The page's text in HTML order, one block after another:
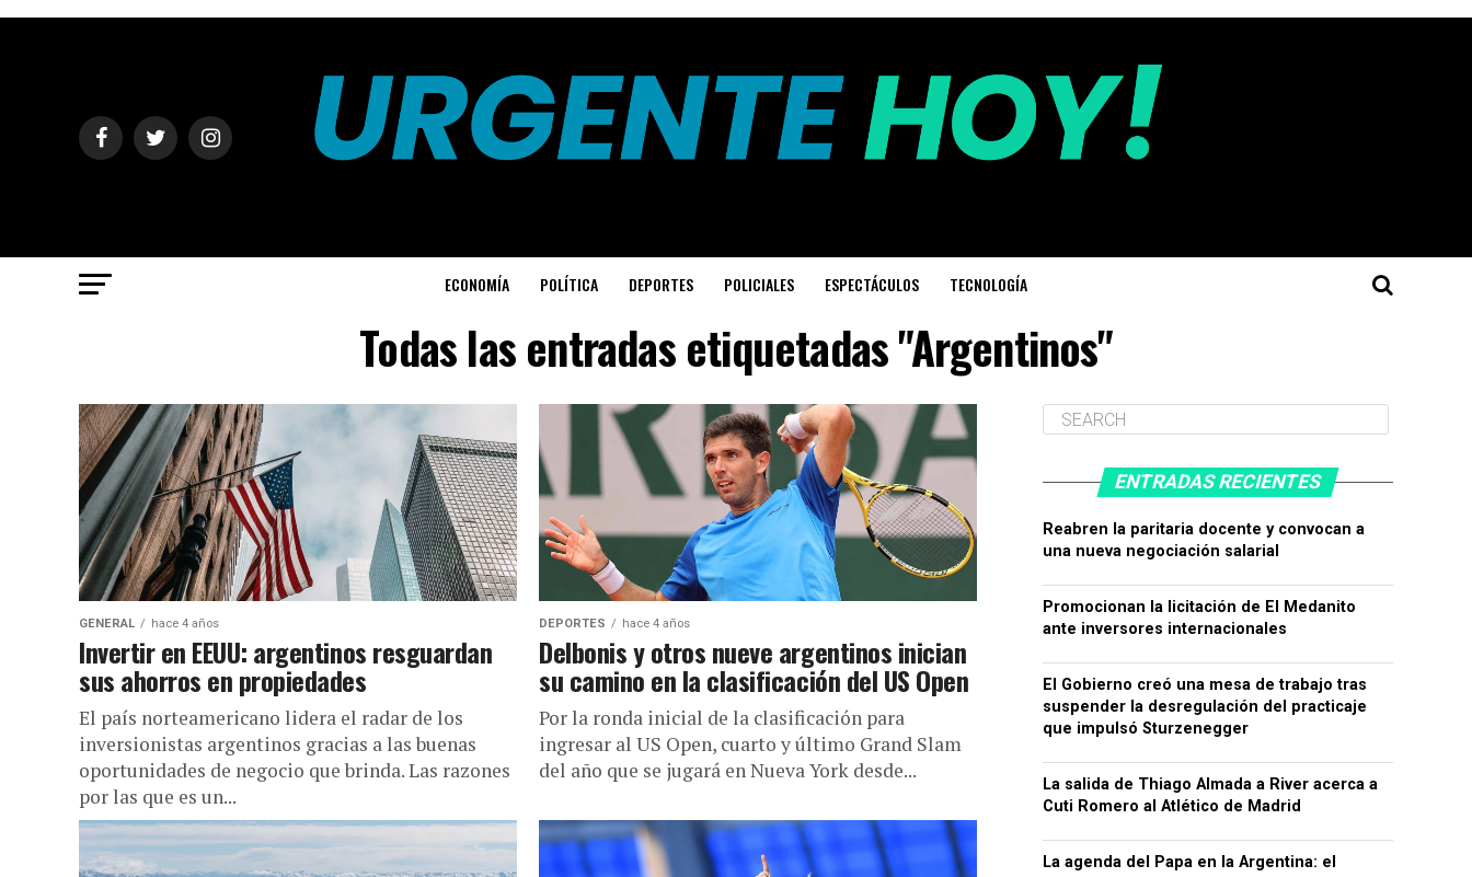
ECONOMÍA POLÍTICA DEPORTES POLICIALES ESPECTÁCULOS TECNOLOGÍA
Todas las entradas etiquetadas "Argentinos"
GENERAL hace 4 años
Invertir en EEUU: argentinos resguardan
sus ahorros en propiedades
El país norteamericano lidera el radar de los
inversionistas argentinos gracias a las buenas
oportunidades de negocio que brinda. Las razones
por las que es un...
DEPORTES hace 4 años
Delbonis y otros nueve argentinos inician
su camino en la clasificación del US Open
Por la ronda inicial de la clasificación para
ingresar al US Open, cuarto y último Grand Slam
del año que se jugará en Nueva York desde...
ENTRADAS RECIENTES
Reabren la paritaria docente y convocan a
una nueva negociación salarial
Promocionan la licitación de El Medanito
ante inversores internacionales
El Gobierno creó una mesa de trabajo tras
suspender la desregulación del practicaje
que impulsó Sturzenegger
La salida de Thiago Almada a River acerca a
Cuti Romero al Atlético de Madrid
La agenda del Papa en la Argentina: el